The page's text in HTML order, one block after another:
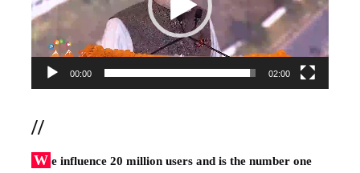
00:00 02:00
//
W e influence 20 million users and is the number one